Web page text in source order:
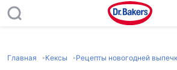
Главная Кексы Рецепты новогодней